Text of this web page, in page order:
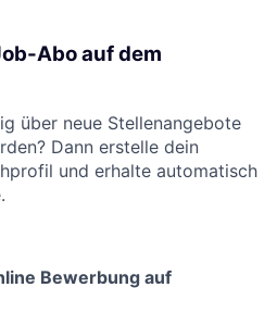
Abo auf dem
über neue Stellenangebote
Dann erstelle dein
und erhalte automatisch
Bewerbung auf